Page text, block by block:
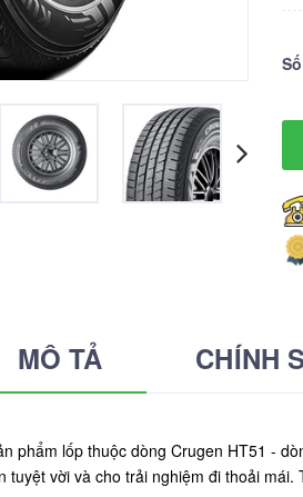
MÔ TẢ CHÍNH
phẩm lốp thuộc dòng Crugen HT51 -
vời và cho trải nghiệm đi thoải